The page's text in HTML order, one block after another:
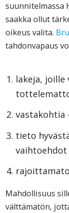
suunnitelmassa
saakka ollut
oikeus valita.
tahdonvapaus
lakeja,
vastakohtia
tieto
Mahdollisuus
välttämätön,